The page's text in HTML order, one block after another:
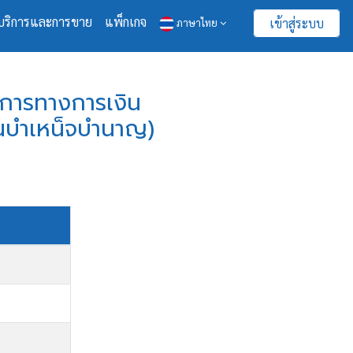
ริการและการขาย แพ็กเกจ ภาษาไทย เข้าสู่ระบบ
รทางการเงิน
ำเหน็จบำนาญ)